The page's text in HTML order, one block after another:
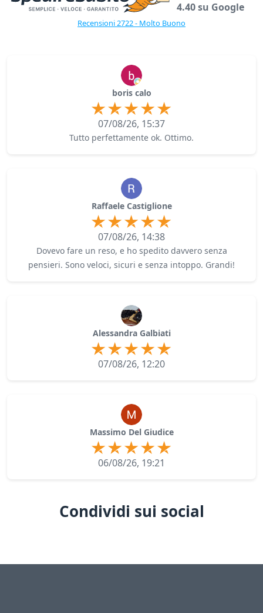
4.40 su Google
Recensioni 2722 - Molto Buono
boris calo
07/08/26, 15:37
Tutto perfettamente ok. Ottimo.
Raffaele Castiglione
07/08/26, 14:38
Dovevo fare un reso, e ho spedito davvero senza
pensieri. Sono veloci, sicuri e senza intoppo. Grandi!
Alessandra Galbiati
07/08/26, 12:20
Massimo Del Giudice
06/08/26, 19:21
Condividi sui social